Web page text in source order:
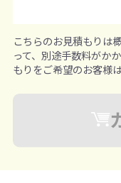
こちらのお見積もりは
って、別途手数料がか
もりをご希望のお客様